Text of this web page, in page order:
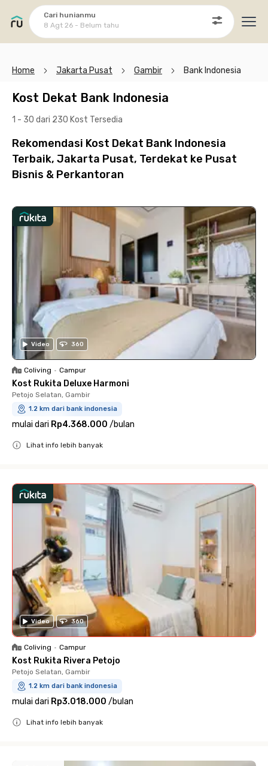
Cari hunianmu
8 Agt 26 - Belum tahu
Home Jakarta Pusat Gambir Bank Indonesia
Kost Dekat Bank Indonesia
1 - 30 dari 230 Kost Tersedia
Rekomendasi Kost Dekat Bank Indonesia
Terbaik, Jakarta Pusat, Terdekat ke Pusat
Bisnis & Perkantoran
Video 360
Coliving • Campur
Kost Rukita Deluxe Harmoni
Petojo Selatan, Gambir
1.2 km dari bank indonesia
mulai dari Rp4.368.000 /bulan
Lihat info lebih banyak
Video 360
Coliving • Campur
Kost Rukita Rivera Petojo
Petojo Selatan, Gambir
1.2 km dari bank indonesia
mulai dari Rp3.018.000 /bulan
Lihat info lebih banyak